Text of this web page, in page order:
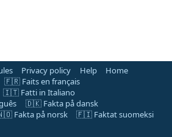
Privacy policy Help
Home
🇫🇷 Faits en français
🇮🇹 Fatti in Italiano
🇩🇰 Fakta på dansk
Fakta på norsk
🇫🇮 Faktat suomeksi